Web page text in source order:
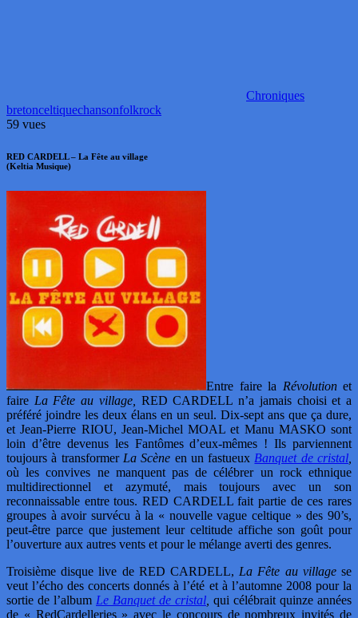
Chroniques
bretonceltiquechansonfolkrock
59 vues
RED CARDELL – La Fête au village
(Keltia Musique)
Entre faire la Révolutionet
faire La Fête au village,
RED CARDELL n’a jamais choisi et a
préféré joindre les deux élans en un seul. Dix-sept ans que ça dure,
et Jean-Pierre RIOU, Jean-Michel MOAL et Manu MASKO sont
loin d’être devenus les Fantômes d’eux-mêmes ! Ils parviennent
toujours à transformer La Scène en un fastueux Banquet de cristal
où les convives ne manquent pas de célébrer un rock ethnique
multidirectionnel et azymuté, mais toujours avec un son
reconnaissable entre tous. RED CARDELL fait partie de ces rares
groupes à avoir survécu à la « nouvelle vague celtique » des 90’s,
peut-être parce que justement leur celtitude affiche son goût pour
l’ouverture aux autres vents et pour le mélange averti des genres.
Troisième disque live de RED CARDELL, La Fête au villagese
veut l’écho des concerts donnés à l’été et à l’automne 2008 pour la
sortie de l’album Le Banquet de cristal qui célébrait quinze années
de « RedCardelleries » avec le concours de nombreux invités de